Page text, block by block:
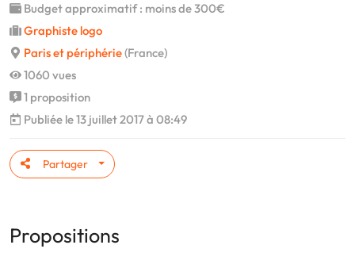
Budget approximatif : moins de 300€
Graphiste logo
Paris et périphérie(France)
1060 vues
1 proposition
Publiée le 13 juillet 2017 à 08:49
Partager
Propositions